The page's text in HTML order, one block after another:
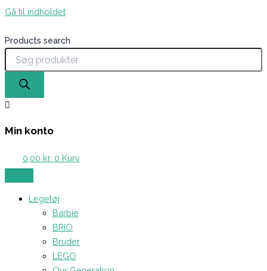
Gå til indholdet
Products search
Min konto
0,00 kr. 0 Kurv
Legetøj
Barbie
BRIO
Bruder
LEGO